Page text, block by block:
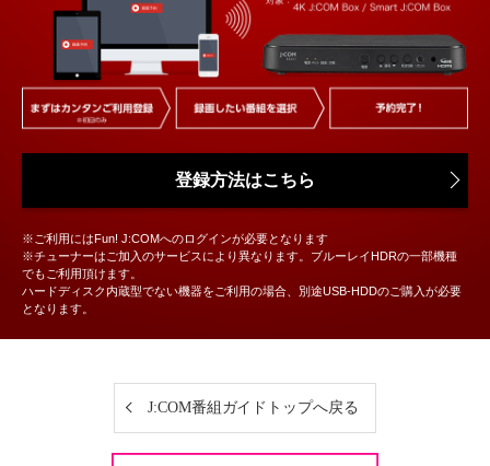
登録方法はこちら
※ご利用にはFun! J:COMへのログインが必要となります
※チューナーはご加入のサービスにより異なります。ブルーレイHDRの一部機種
でもご利用頂けます。
ハードディスク内蔵型でない機器をご利用の場合、別途USB-HDDのご購入が必要
となります。
J:COM番組ガイドトップへ戻る